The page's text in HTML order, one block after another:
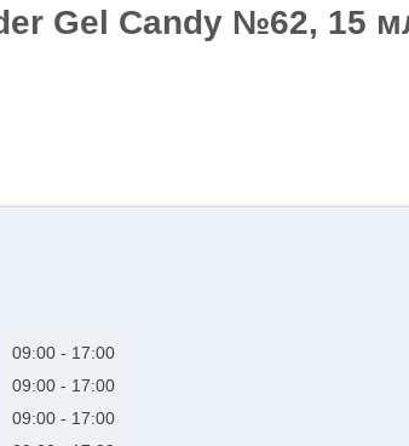
Gel Candy №62, 15
09:00
17:00
09:00
17:00
09:00
17:00